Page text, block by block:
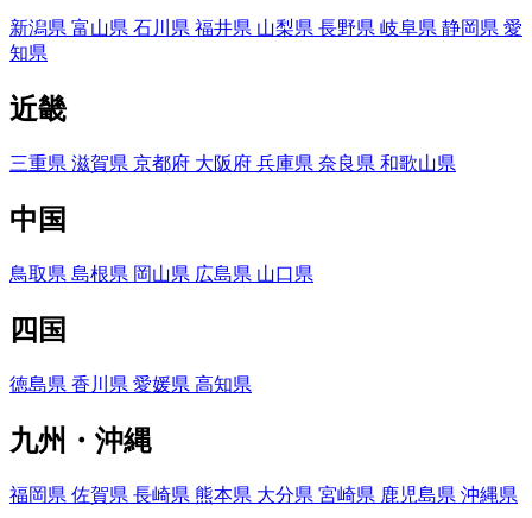
新潟県 富山県 石川県 福井県 山梨県 長野県 岐阜県 静岡県 愛
知県
近畿
三重県 滋賀県 京都府 大阪府 兵庫県 奈良県 和歌山県
中国
鳥取県 島根県 岡山県 広島県 山口県
四国
徳島県 香川県 愛媛県 高知県
九州・沖縄
福岡県 佐賀県 長崎県 熊本県 大分県 宮崎県 鹿児島県 沖縄県